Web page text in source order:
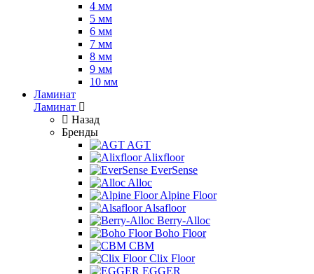
4 мм
5 мм
6 мм
7 мм
8 мм
9 мм
10 мм
Ламинат
Ламинат
Назад
Бренды
AGT
Alixfloor
EverSense
Alloc
Alpine Floor
Alsafloor
Berry-Alloc
Boho Floor
CBM
Clix Floor
EGGER